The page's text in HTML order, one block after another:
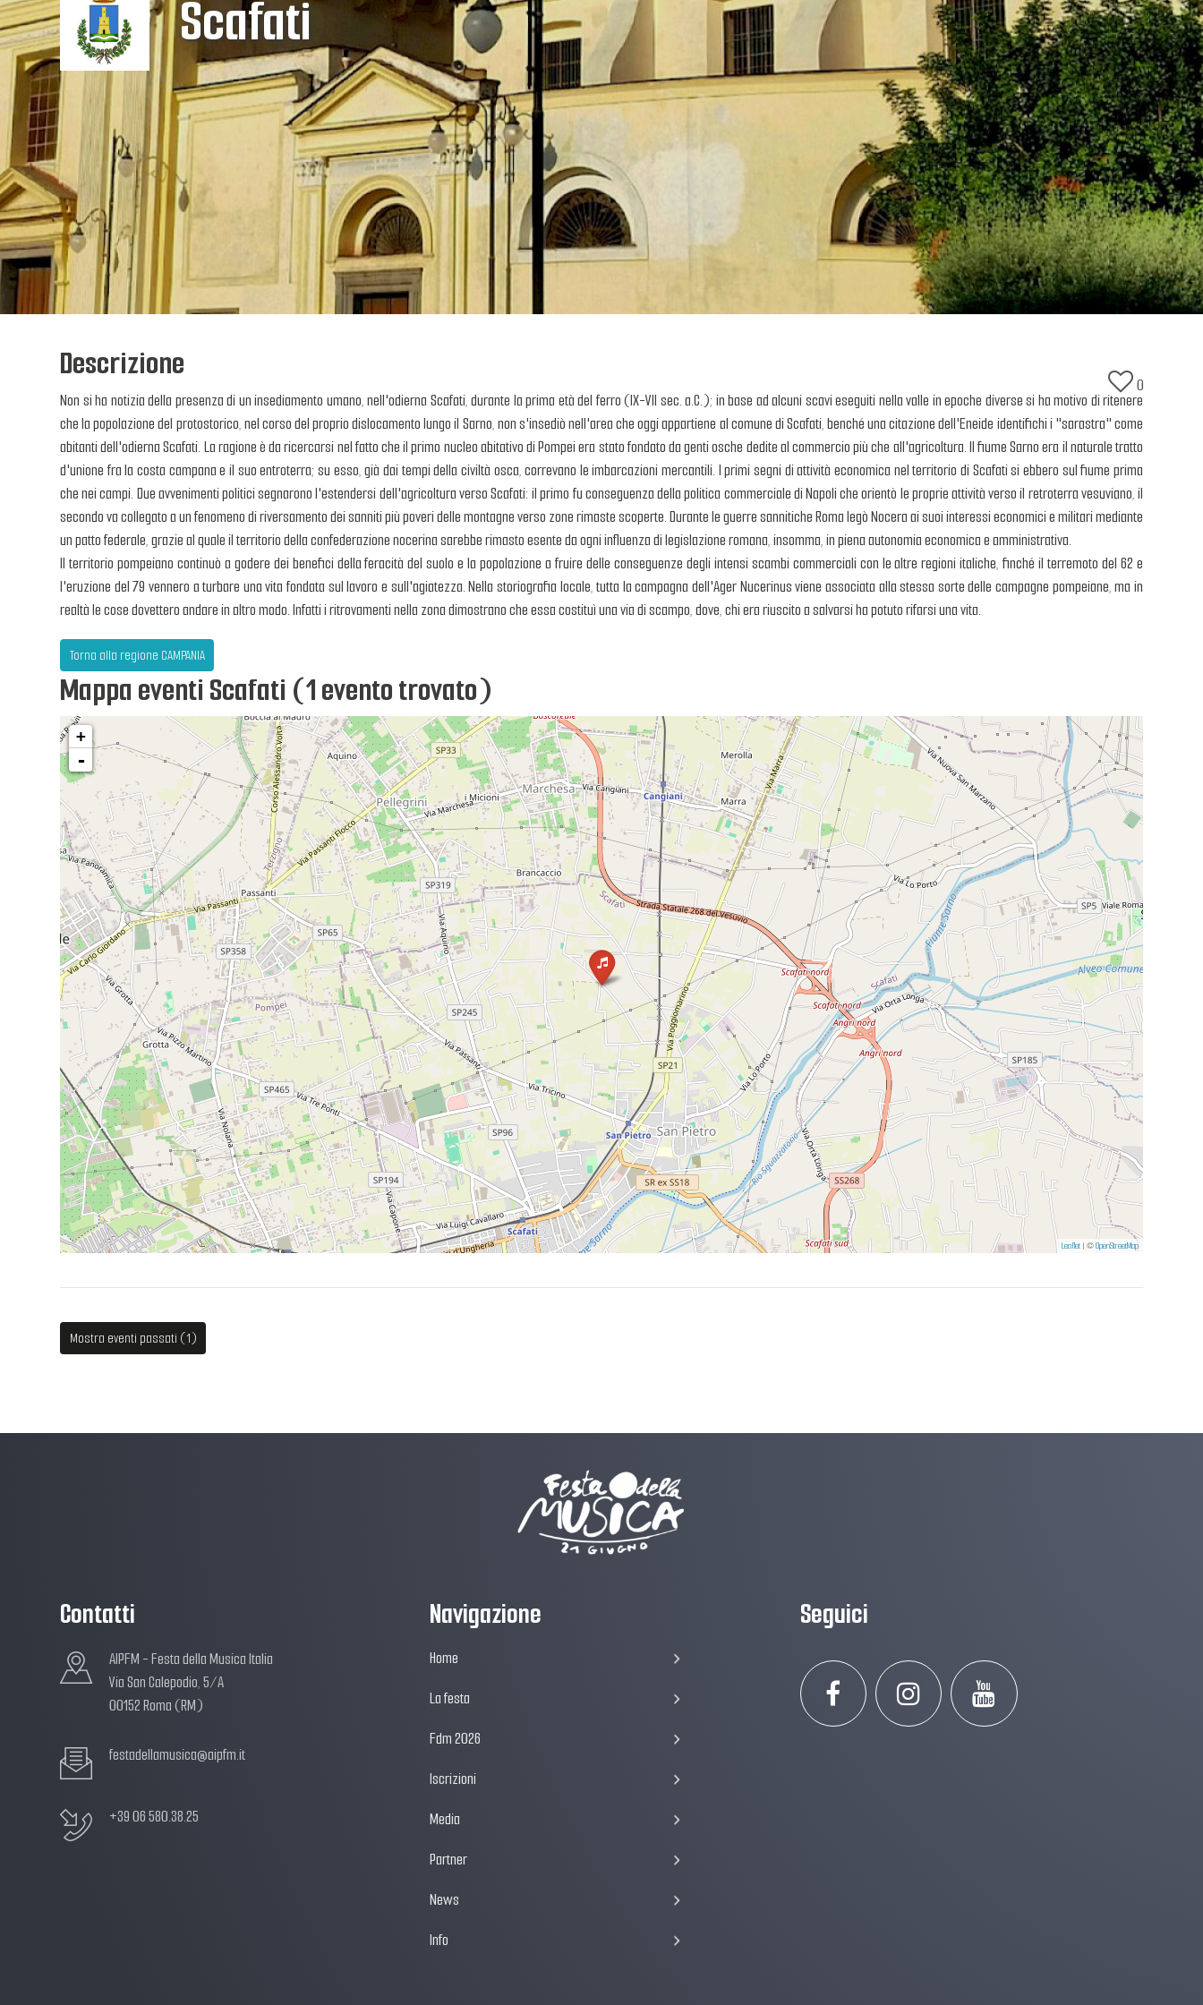
Scafati
Descrizione
0
Non si ha notizia della presenza di un insediamento umano, nell'odierna Scafati, durante la prima età del ferro (IX-VII sec. a.C.); in base ad alcuni scavi eseguiti nella valle in epoche diverse si ha motivo di ritenere
che la popolazione del protostorico, nel corso del proprio dislocamento lungo il Sarno, non s'insediò nell'area che oggi appartiene al comune di Scafati, benché una citazione dell'Eneide identifichi i "sarastra" come
abitanti dell'odierna Scafati. La ragione è da ricercarsi nel fatto che il primo nucleo abitativo di Pompei era stato fondato da genti osche dedite al commercio più che all'agricoltura. Il fiume Sarno era il naturale tratto
d'unione fra la costa campana e il suo entroterra; su esso, già dai tempi della civiltà osca, correvano le imbarcazioni mercantili. I primi segni di attività economica nel territorio di Scafati si ebbero sul fiume prima
che nei campi. Due avvenimenti politici segnarono l'estendersi dell'agricoltura verso Scafati: il primo fu conseguenza della politica commerciale di Napoli che orientò le proprie attività verso il retroterra vesuviano, il
secondo va collegato a un fenomeno di riversamento dei sanniti più poveri delle montagne verso zone rimaste scoperte. Durante le guerre sannitiche Roma legò Nocera ai suoi interessi economici e militari mediante
un patto federale, grazie al quale il territorio della confederazione nocerina sarebbe rimasto esente da ogni influenza di legislazione romana, insomma, in piena autonomia economica e amministrativa.
Il territorio pompeiano continuò a godere dei benefici della feracità del suolo e la popolazione a fruire delle conseguenze degli intensi scambi commerciali con le altre regioni italiche, finché il terremoto del 62 e
l'eruzione del 79 vennero a turbare una vita fondata sul lavoro e sull'agiatezza. Nella storiografia locale, tutta la campagna dell'Ager Nucerinus viene associata alla stessa sorte delle campagne pompeiane, ma in
realtà le cose dovettero andare in altro modo. Infatti i ritrovamenti nella zona dimostrano che essa costituì una via di scampo, dove, chi era riuscito a salvarsi ha potuto rifarsi una vita.
Torna alla regione CAMPANIA
Mappa eventi Scafati (1 evento trovato)
+
-
Leaflet | ©OpenStreetMap
Mostra eventi passati (1)
Contatti
AIPFM - Festa della Musica Italia
Via San Calepodio, 5/A
00152 Roma (RM)
festadellamusica@aipfm.it
+39 06 580.38.25
Navigazione
Home
La festa
Fdm 2026
Iscrizioni
Media
Partner
News
Info
Seguici